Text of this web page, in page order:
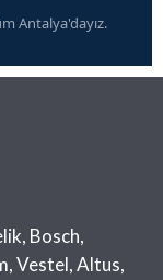
Antalya'dayız.
Bosch,
Vestel, Altus,